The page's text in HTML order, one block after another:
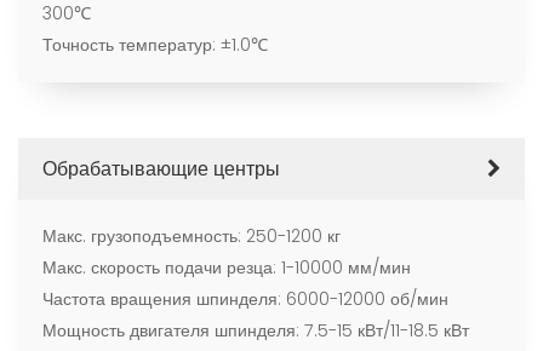
300℃
Точность температур: ±1.0℃
Обрабатывающие центры
Макс. грузоподъемность: 250-1200 кг
Макс. скорость подачи резца: 1-10000 мм/мин
Частота вращения шпинделя: 6000-12000 об/мин
Мощность двигателя шпинделя: 7.5-15 кВт/11-18.5 кВт